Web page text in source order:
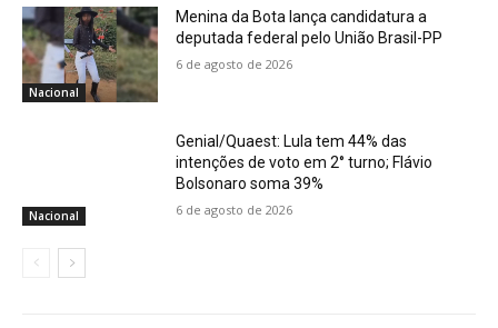
Nacional
Menina da Bota lança candidatura a
deputada federal pelo União Brasil-PP
6 de agosto de 2026
Nacional
Genial/Quaest: Lula tem 44% das
intenções de voto em 2° turno; Flávio
Bolsonaro soma 39%
6 de agosto de 2026